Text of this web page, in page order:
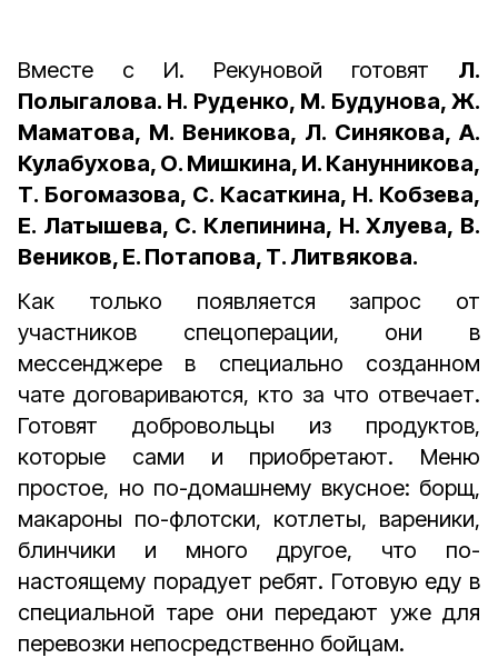
Вместе с И. Рекуновой готовят Л.
Полыгалова. Н. Руденко, М. Будунова, Ж.
Маматова, М. Веникова, Л. Синякова, А.
Кулабухова, О. Мишкина, И. Канунникова,
Т. Богомазова, С. Касаткина, Н. Кобзева,
Е. Латышева, С. Клепинина, Н. Хлуева, В.
Веников, Е. Потапова, Т. Литвякова.
Как только появляется запрос от
участников спецоперации, они в
мессенджере в специально созданном
чате договариваются, кто за что отвечает.
Готовят добровольцы из продуктов,
которые сами и приобретают. Меню
простое, но по-домашнему вкусное: борщ,
макароны по-флотски, котлеты, вареники,
блинчики и много другое, что по-
настоящему порадует ребят. Готовую еду в
специальной таре они передают уже для
перевозки непосредственно бойцам.